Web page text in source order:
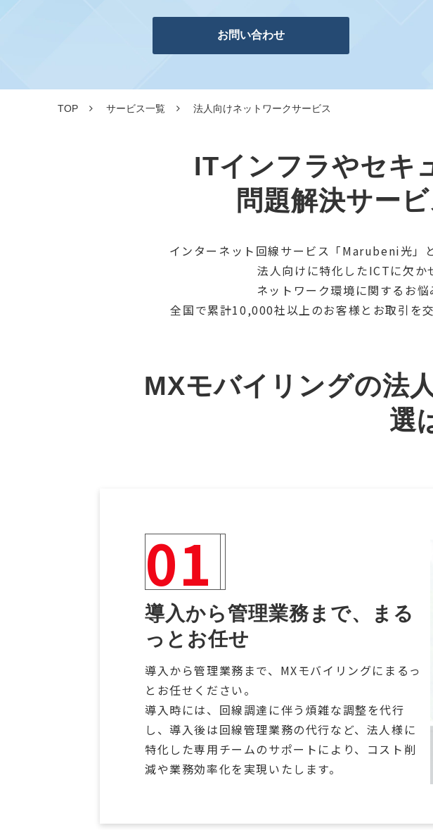
お問い合わせ
TOP サービス一覧 法人向けネットワークサービス
ITインフラやセキ
問題解決サー
インターネット回線サービス「Marubeni光
法人向けに特化したICTに欠か
ネットワーク環境に関するお
全国で累計10,000社以上のお客様とお取引を
MXモバイリングの法
選
01
導入から管理業務まで、まる
っとお任せ
導入から管理業務まで、MXモバイリングにまるっ
とお任せください。
導入時には、回線調達に伴う煩雑な調整を代行
し、導入後は回線管理業務の代行など、法人様に
特化した専用チームのサポートにより、コスト削
減や業務効率化を実現いたします。